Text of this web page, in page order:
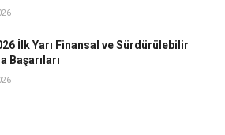
İlk Yarı Finansal ve Sürdürülebilir
Başarıları